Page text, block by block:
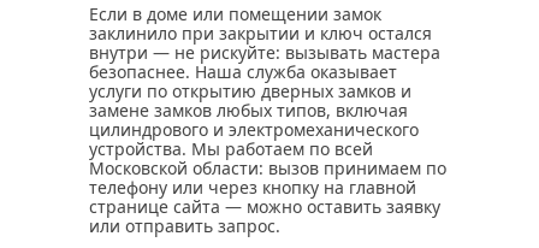
Если в доме или помещении замок
заклинило при закрытии и ключ остался
внутри — не рискуйте: вызывать мастера
безопаснее. Наша служба оказывает
услуги по открытию дверных замков и
замене замков любых типов, включая
цилиндрового и электромеханического
устройства. Мы работаем по всей
Московской области: вызов принимаем по
телефону или через кнопку на главной
странице сайта — можно оставить заявку
или отправить запрос.